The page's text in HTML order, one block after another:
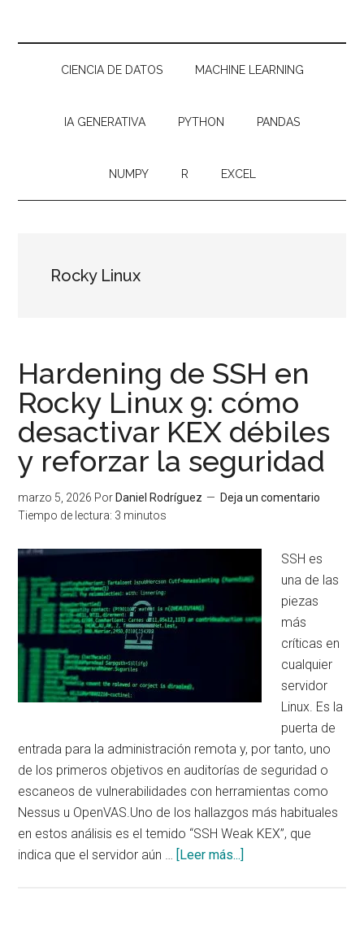
CIENCIA DE DATOS MACHINE LEARNING
IA GENERATIVA PYTHON PANDAS
NUMPY R EXCEL
Rocky Linux
Hardening de SSH en
Rocky Linux 9: cómo
desactivar KEX débiles
y reforzar la seguridad
marzo 5, 2026 Por Daniel Rodríguez
Deja un comentario
Tiempo de lectura: 3 minutos
SSH es
una de las
piezas
más
críticas en
cualquier
servidor
Linux. Es la
puerta de
entrada para la administración remota y, por tanto, uno
de los primeros objetivos en auditorías de seguridad o
escaneos de vulnerabilidades con herramientas como
Nessus u OpenVAS.Uno de los hallazgos más habituales
en estos análisis es el temido “SSH Weak KEX”, que
indica que el servidor aún … [Leer más...]